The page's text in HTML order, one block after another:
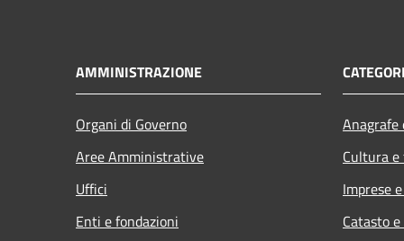
AMMINISTRAZIONE
Organi di Governo
Aree Amministrative
Uffici
Enti e fondazioni
Cultura
Imprese
Catasto